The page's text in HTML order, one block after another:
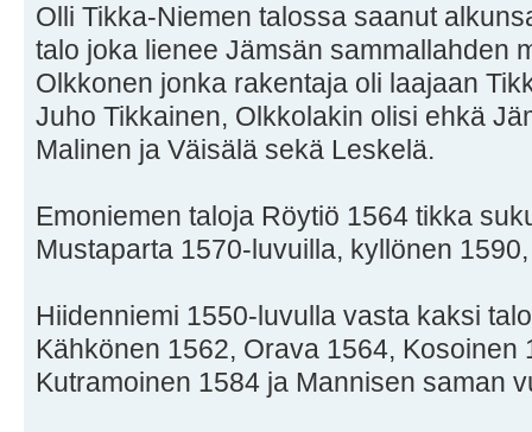
Olli Tikka-Niemen talossa saanut
talo joka lienee Jämsän sammallahden
Olkkonen jonka rakentaja oli laajaan
Juho Tikkainen, Olkkolakin olisi ehkä
Malinen ja Väisälä sekä Leskelä.
Emoniemen taloja Röytiö 1564 tikka
Mustaparta 1570-luvuilla, kyllönen 1590,
Hiidenniemi 1550-luvulla vasta kaksi
Kähkönen 1562, Orava 1564, Kosoinen
Kutramoinen 1584 ja Mannisen saman